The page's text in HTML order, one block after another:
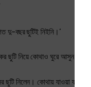
দু-বছর ছুটিই নিইনি।’
ছুটি নিয়ে কোথাও ঘুরে আসুন।
ছুটি নিলেন। কোথায় যাওয়া যায়?